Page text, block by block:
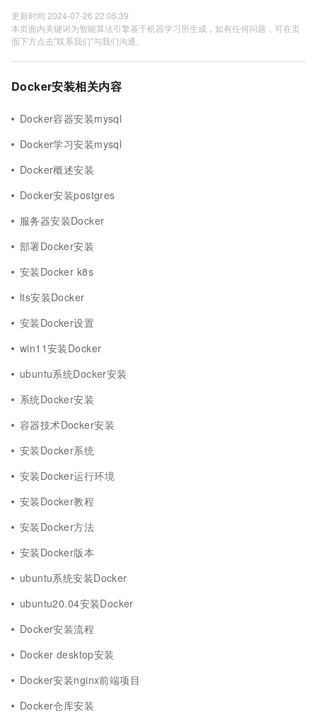
更新时间 2024-07-26 22:05:39
本页面内关键词为智能算法引擎基于机器学习所生成，如有任何问题，可在页
面下方点击"联系我们"与我们沟通。
Docker安装相关内容
Docker容器安装mysql
Docker学习安装mysql
Docker概述安装
Docker安装postgres
服务器安装Docker
部署Docker安装
安装Docker k8s
lts安装Docker
安装Docker设置
win11安装Docker
ubuntu系统Docker安装
系统Docker安装
容器技术Docker安装
安装Docker系统
安装Docker运行环境
安装Docker教程
安装Docker方法
安装Docker版本
ubuntu系统安装Docker
ubuntu20.04安装Docker
Docker安装流程
Docker desktop安装
Docker安装nginx前端项目
Docker仓库安装